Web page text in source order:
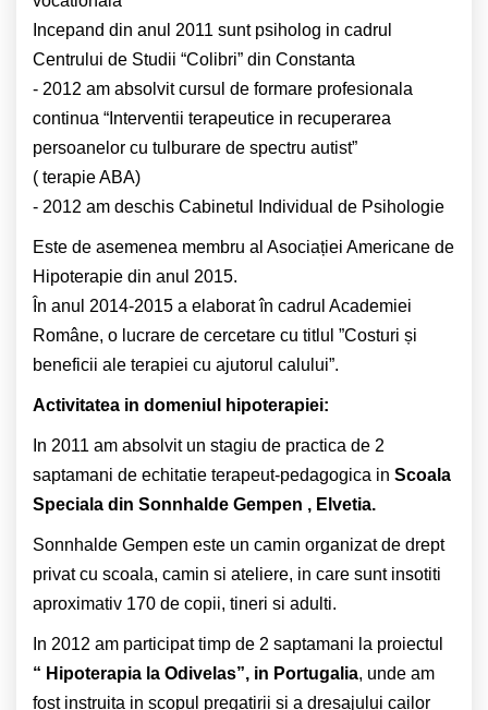
Incepand din anul 2011 sunt psiholog in cadrul
Centrului de Studii “Colibri” din Constanta
- 2012 am absolvit cursul de formare profesionala
continua “Interventii terapeutice in recuperarea
persoanelor cu tulburare de spectru autist”
( terapie ABA)
- 2012 am deschis Cabinetul Individual de Psihologie
Este de asemenea membru al Asociației Americane de
Hipoterapie din anul 2015.
În anul 2014-2015 a elaborat în cadrul Academiei
Române, o lucrare de cercetare cu titlul ”Costuri și
beneficii ale terapiei cu ajutorul calului”.
Activitatea in domeniul hipoterapiei:
In 2011 am absolvit un stagiu de practica de 2
saptamani de echitatie terapeut-pedagogica in Scoala
Speciala din Sonnhalde Gempen , Elvetia.
Sonnhalde Gempen este un camin organizat de drept
privat cu scoala, camin si ateliere, in care sunt insotiti
aproximativ 170 de copii, tineri si adulti.
In 2012 am participat timp de 2 saptamani la proiectul
“ Hipoterapia la Odivelas”, in Portugalia, unde am
fost instruita in scopul pregatirii si a dresajului cailor